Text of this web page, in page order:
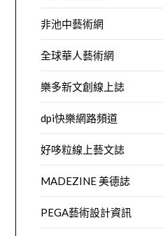
非池中藝術網
全球華人藝術網
樂多新文創線上誌
dpi快樂網路頻道
好哆粒線上藝文誌
MADEZINE 美德誌
PEGA藝術設計資訊